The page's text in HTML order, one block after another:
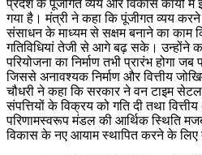
प्रदेश के पूंजीगत व्यय और विकास कार्यों में
गया है। मंत्री ने कहा कि पूंजीगत व्यय करने
संसाधन के माध्यम से सक्षम बनाने का काम
गतिविधियां तेजी से आगे बढ़ सके। उन्होंने
परियोजना का निर्माण तभी प्रारंभ होगा जब
जिससे अनावश्यक निर्माण और वित्तीय
चौधरी ने कहा कि सरकार ने वन टाइम
संपत्तियों के विक्रय को गति दी तथा
परिणामस्वरूप मंडल की आर्थिक स्थिति
विकास के नए आयाम स्थापित करने के लिए